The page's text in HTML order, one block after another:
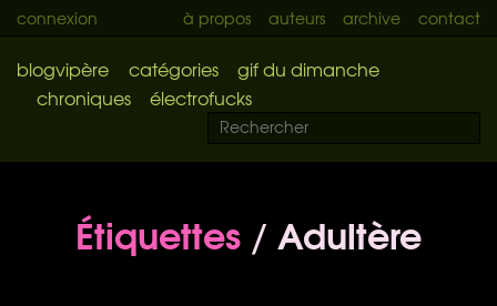
connexion à propos auteurs archive contact
blogvipère catégories
gif du dimanche
chroniques
électrofucks
Étiquettes / Adultère